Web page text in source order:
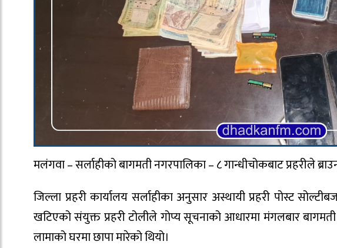
मलंगवा – सर्लाहीको बागमती नगरपालिका – ८ गान्धीचोकबाट प्रहरीले
जिल्ला प्रहरी कार्यालय सर्लाहीका अनुसार अस्थायी प्रहरी पोस्ट
खटिएको संयुक्त प्रहरी टोलीले गोप्य सूचनाको आधारमा मंगलबार
लामाको घरमा छापा मारेको थियो।